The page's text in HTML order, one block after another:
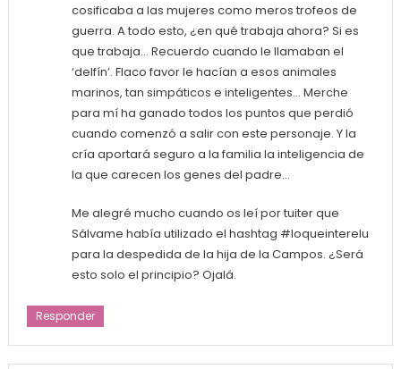
cosificaba a las mujeres como meros trofeos de
guerra. A todo esto, ¿en qué trabaja ahora? Si es
que trabaja… Recuerdo cuando le llamaban el
‘delfín’. Flaco favor le hacían a esos animales
marinos, tan simpáticos e inteligentes… Merche
para mí ha ganado todos los puntos que perdió
cuando comenzó a salir con este personaje. Y la
cría aportará seguro a la familia la inteligencia de
la que carecen los genes del padre…
Me alegré mucho cuando os leí por tuiter que
Sálvame había utilizado el hashtag #loqueinterelu
para la despedida de la hija de la Campos. ¿Será
esto solo el principio? Ojalá.
Responder